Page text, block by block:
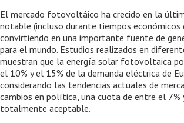
El mercado fotovoltáico ha crecido en la
notable (incluso durante tiempos económicos
convirtiendo en una importante fuente de
para el mundo. Estudios realizados en
muestran que la energía solar fotovoltaica
el 10% y el 15% de la demanda eléctrica de
considerando las tendencias actuales de
cambios en política, una cuota de entre el 7%
totalmente aceptable.